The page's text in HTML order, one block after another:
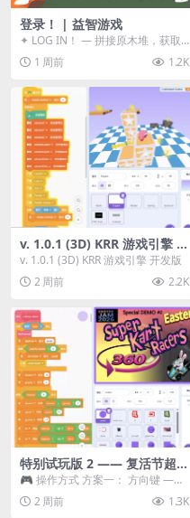
登录！ | 益智游戏
✦ LOG IN！ — 拼接原木堆，获取
分数！ ᑕ☲◎ ᑕ☲◎ ᑕ☲◎ ᑕ☲◎ ...
1 周前 1.2K
v. 1.0.1 (3D) KRR 游戏引擎 开
发版
v. 1.0.1 (3D) KRR 游戏引擎 开发版
2 周前
2.2K
特别试玩版 2 —— 复活节超级
卡丁车赛
🎮 操作方式 方案一： 方向键 ——
移动 Z —— 跳跃 / 漂移 方案二： ...
2 周前 1.3K